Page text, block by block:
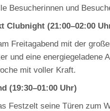
Besucherinnen und
Clubnight (21:00–02:00
Freitagabend mit der
und eine energiegeladene
mit voller Kraft.
(19:30–01:00 Uhr)
Festzelt seine Türen zum